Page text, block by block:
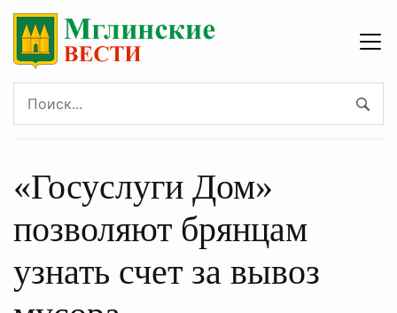
«Госуслуги Дом»
позволяют брянцам
узнать счет за вывоз